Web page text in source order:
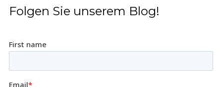
Folgen Sie unserem Blog!